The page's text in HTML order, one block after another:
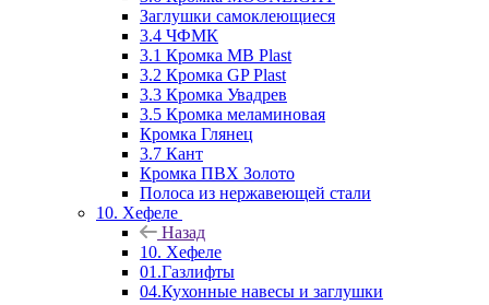
Заглушки самоклеющиеся
3.4 ЧФМК
3.1 Кромка MB Plast
3.2 Кромка GP Plast
3.3 Кромка Увадрев
3.5 Кромка меламиновая
Кромка Глянец
3.7 Кант
Кромка ПВХ Золото
Полоса из нержавеющей стали
10. Хефеле
Назад
10. Хефеле
01.Газлифты
04.Кухонные навесы и заглушки